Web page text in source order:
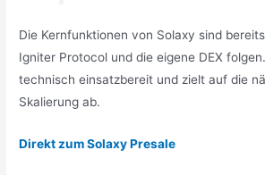
Die Kernfunktionen von Solaxy sind
Igniter Protocol und die eigene DEX
technisch einsatzbereit und zielt auf die
Skalierung ab.
Direkt zum Solaxy Presale